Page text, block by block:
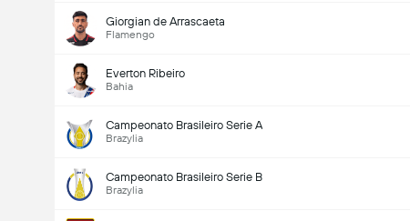
Giorgian de Arrascaeta
Flamengo
Everton Ribeiro
Bahia
Campeonato Brasileiro Serie A
Brazylia
Campeonato Brasileiro Serie B
Brazylia